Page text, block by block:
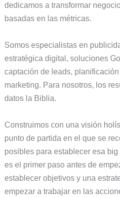
dedicamos a transformar
basadas en las métricas.
Somos especialistas en
estratégica digital, soluciones
captación de leads,
marketing. Para nosotros, los
datos la Biblia.
Construimos con una visión
punto de partida en el que se
posibles para establecer esa
es el primer paso antes de
establecer objetivos y una
empezar a trabajar en las